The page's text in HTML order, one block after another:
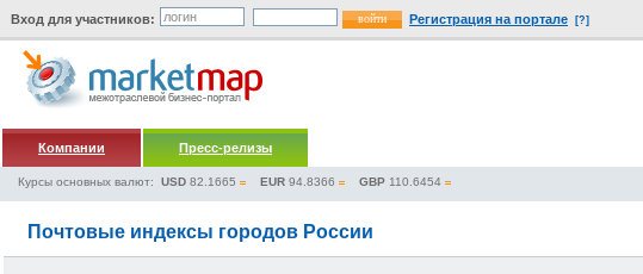
Вход для участников: Регистрация на портале [?]
Компании Пресс-релизы
Курсы основных валют: USD 82.1665 EUR 94.8366 GBP 110.6454
Почтовые индексы городов России